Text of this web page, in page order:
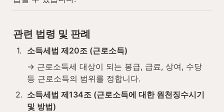
관련 법령 및 판례
1.
소득세법 제20조 (근로소득)
→ 근로소득세 대상이 되는 봉급, 급료, 상여, 수당
등 근로소득의 범위를 정합니다.
2. 소득세법 제134조 (근로소득에 대한 원천징수시기
및 방법)